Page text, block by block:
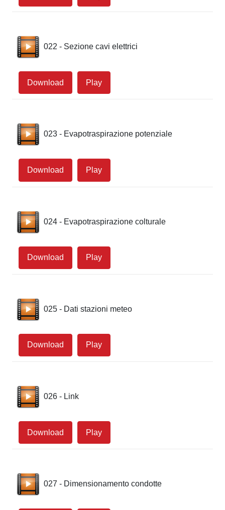
022 - Sezione cavi elettrici
Download Play
023 - Evapotraspirazione potenziale
Download Play
024 - Evapotraspirazione colturale
Download Play
025 - Dati stazioni meteo
Download Play
026 - Link
Download Play
027 - Dimensionamento condotte